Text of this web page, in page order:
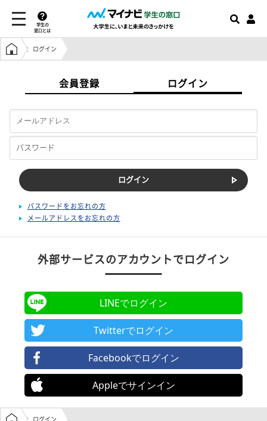
学生の
窓口とは
学生の窓口トップ
ログイン
会員登録 ログイン
パスワードをお忘れの方
メールアドレスをお忘れの方
外部サービスのアカウントでログイン
LINEでログイン
Twitterでログイン
Facebookでログイン
Appleでサインイン
学生の窓口トップ
ログイン